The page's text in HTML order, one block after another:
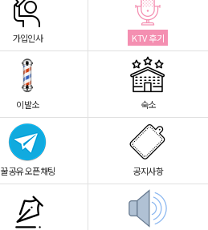
가입인사 KTV 후기
이발소 숙소
꿀공유 오픈채팅 공지사항